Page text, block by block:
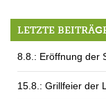
LETZTE
8.8.: Eröffnung der
15.8.: Grillfeier der